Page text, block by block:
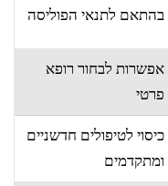
בהתאם לתנאי הפוליסה
אפשרות לבחור רופא
פרטי
כיסוי לטיפולים חדשניים
ומתקדמים